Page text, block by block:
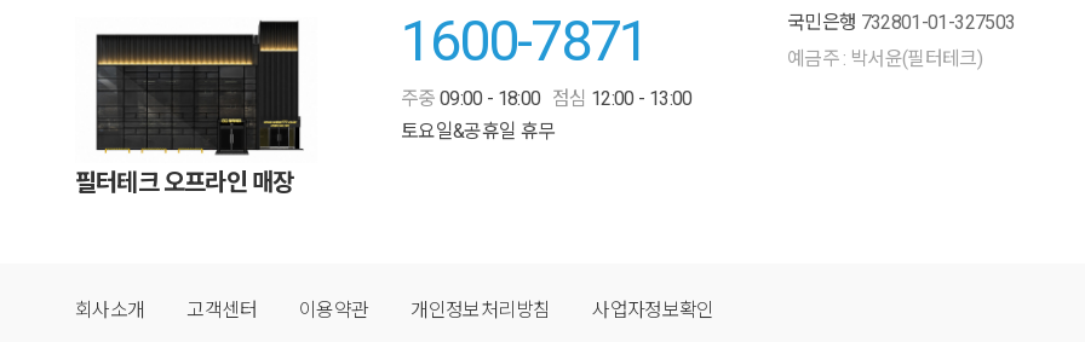
필터테크 오프라인 매장
1600-7871
주중 09:00 - 18:00 점심 12:00 - 13:00
토요일&공휴일 휴무
국민은행 732801-01-327503
예금주 : 박서윤(필터테크)
회사소개 고객센터 이용약관 개인정보처리방침 사업자정보확인